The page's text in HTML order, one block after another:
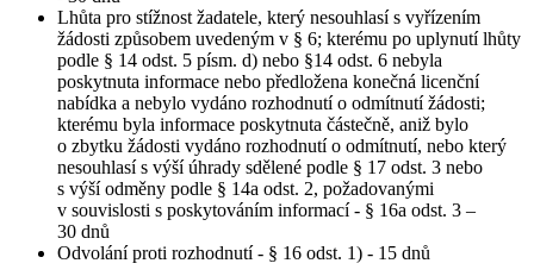
Lhůta pro stížnost žadatele, který nesouhlasí s vyřízením
žádosti způsobem uvedeným v § 6; kterému po uplynutí lhůty
podle § 14 odst. 5 písm. d) nebo §14 odst. 6 nebyla
poskytnuta informace nebo předložena konečná licenční
nabídka a nebylo vydáno rozhodnutí o odmítnutí žádosti;
kterému byla informace poskytnuta částečně, aniž bylo
o zbytku žádosti vydáno rozhodnutí o odmítnutí, nebo který
nesouhlasí s výší úhrady sdělené podle § 17 odst. 3 nebo
s výší odměny podle § 14a odst. 2, požadovanými
v souvislosti s poskytováním informací - § 16a odst. 3 –
30 dnů
Odvolání proti rozhodnutí - § 16 odst. 1) - 15 dnů